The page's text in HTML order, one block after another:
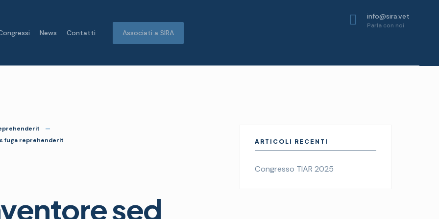
News Contatti Associati a SIRA
info@sira.vet
Parla con noi
fuga reprehenderit
sed
ARTICOLI RECENTI
Congresso TIAR 2025